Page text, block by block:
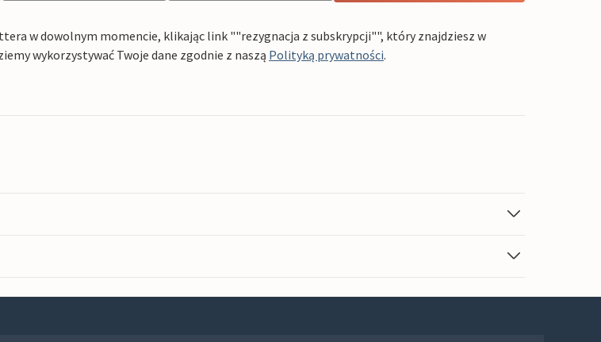
w dowolnym momencie, klikając link ""rezygnacja z subskrypcji"", który znajdziesz w
wykorzystywać Twoje dane zgodnie z naszą Polityką prywatności.